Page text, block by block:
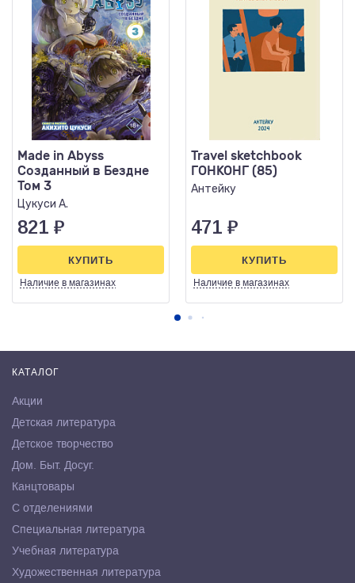
Made in Abyss
Созданный в Бездне
Том 3
Цукуси А.
821 ₽
Наличие в магазинах
КУПИТЬ
Travel sketchbook
ГОНКОНГ (85)
Антейку
471 ₽
Наличие в магазинах
КУПИТЬ
КАТАЛОГ
Акции
Детская литература
Детское творчество
Дом. Быт. Досуг.
Канцтовары
С отделениями
Специальная литература
Учебная литература
Художественная литература